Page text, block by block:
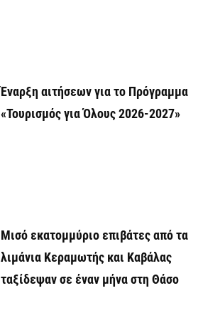
Έναρξη αιτήσεων για το Πρόγραμμα
«Τουρισμός για Όλους 2026-2027»
Μισό εκατομμύριο επιβάτες από τα
λιμάνια Κεραμωτής και Καβάλας
ταξίδεψαν σε έναν μήνα στη Θάσο